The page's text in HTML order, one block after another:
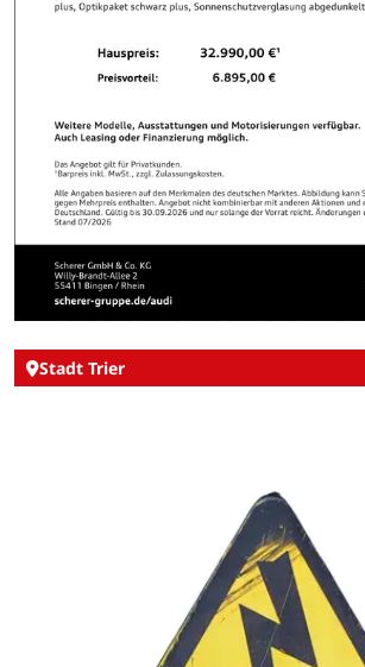
Stadt Trier